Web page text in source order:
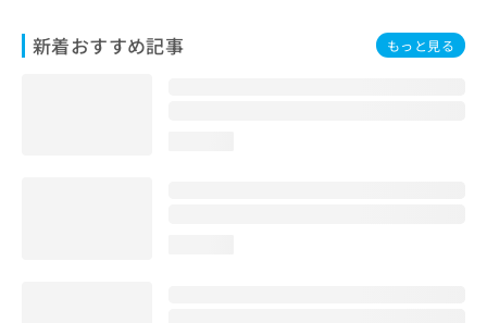
新着おすすめ記事 もっと見る
問
い